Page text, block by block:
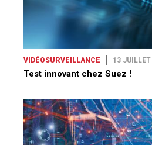
VIDÉOSURVEILLANCE 13
Test innovant chez Suez !